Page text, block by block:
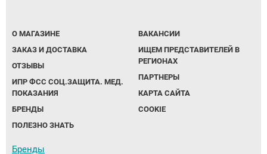
О МАГАЗИНЕ
ЗАКАЗ И ДОСТАВКА
ОТЗЫВЫ
ИПР ФСС СОЦ.ЗАЩИТА. МЕД.
ПОКАЗАНИЯ
БРЕНДЫ
ПОЛЕЗНО ЗНАТЬ
ВАКАНСИИ
ИЩЕМ ПРЕДСТАВИТЕЛЕЙ В
РЕГИОНАХ
ПАРТНЕРЫ
КАРТА САЙТА
COOKIE
Бренды